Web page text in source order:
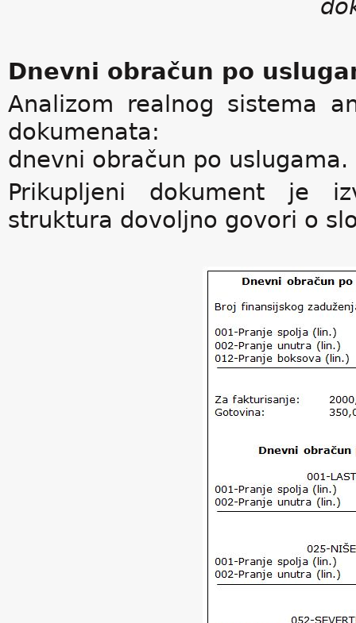
Dnevni obračun po
Analizom realnog sistema
dokumenata:
dnevni obračun po uslugama.
Prikupljeni dokument je
struktura dovoljno govori o